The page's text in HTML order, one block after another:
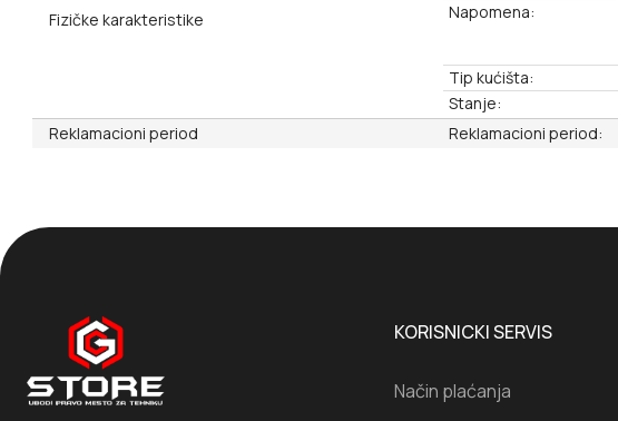
Fizičke karakteristike
Napomena:
Tip kućišta:
Stanje:
Reklamacioni period
Reklamacioni period:
KORISNICKI SERVIS
Način plaćanja